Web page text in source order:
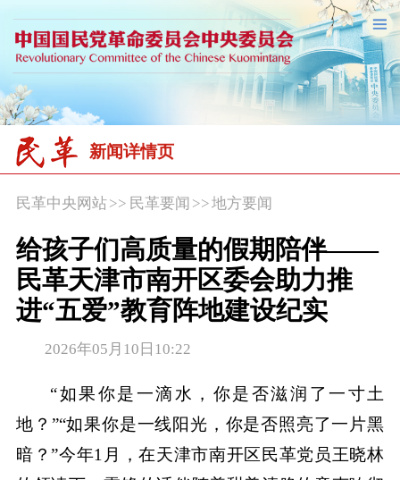
新闻详情页
民革中央网站>> 民革要闻 >>地方要闻
给孩子们高质量的假期陪伴——
民革天津市南开区委会助力推
进“五爱”教育阵地建设纪实
2026年05月10日10:22
“如果你是一滴水，你是否滋润了一寸土
地？”“如果你是一线阳光，你是否照亮了一片黑
暗？”今年1月，在天津市南开区民革党员王晓林